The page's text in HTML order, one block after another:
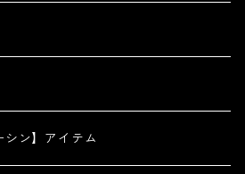
ン】アイテム